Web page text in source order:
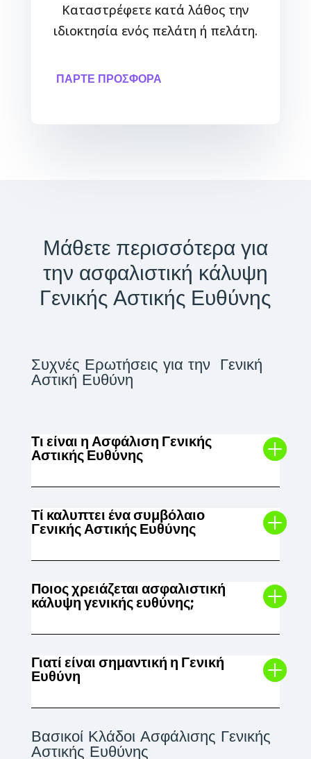
Καταστρέφετε κατά λάθος την
ιδιοκτησία ενός πελάτη ή πελάτη.
ΠΆΡΤΕ ΠΡΟΣΦΟΡΆ
Μάθετε περισσότερα για
την ασφαλιστική κάλυψη
Γενικής Αστικής Ευθύνης
Συχνές Ερωτήσεις για την Γενική
Αστική Ευθύνη
Τι είναι η Ασφάλιση Γενικής
Αστικής Ευθύνης
Τί καλυπτει ένα συμβόλαιο
Γενικής Αστικής Ευθύνης
Ποιος χρειάζεται ασφαλιστική
κάλυψη γενικής ευθύνης;
Γιατί είναι σημαντική η Γενική
Ευθύνη
Βασικοί Κλάδοι Ασφάλισης Γενικής
Αστικής Ευθύνης